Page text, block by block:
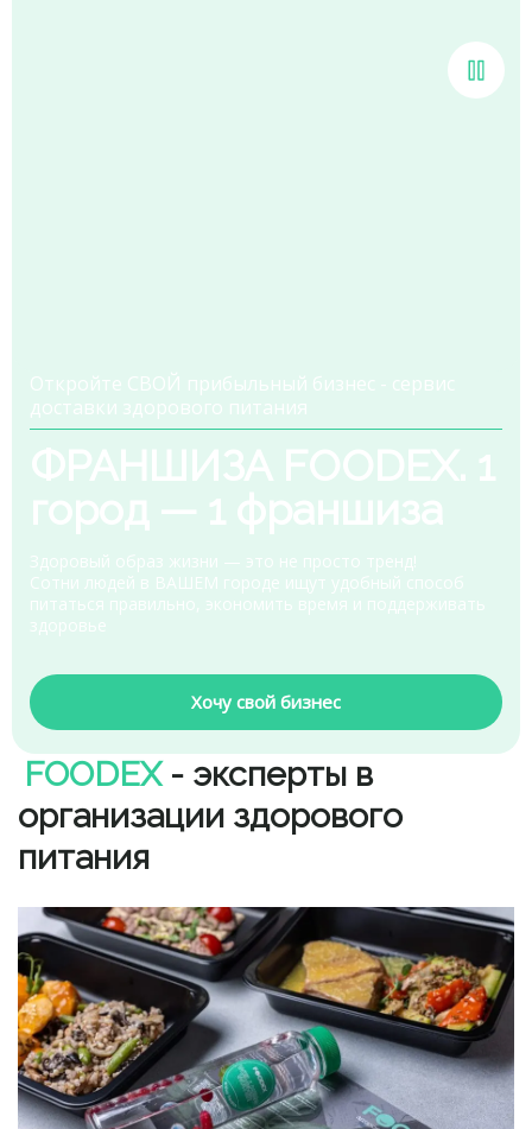
Откройте СВОЙ прибыльный бизнес - сервис
доставки здорового питания
ФРАНШИЗА FOODEX. 1
город — 1 франшиза
Здоровый образ жизни — это не просто тренд!
Сотни людей в ВАШЕМ городе ищут удобный способ
питаться правильно, экономить время и поддерживать
здоровье
Хочу свой бизнес
FOODEX- эксперты в
организации здорового
питания